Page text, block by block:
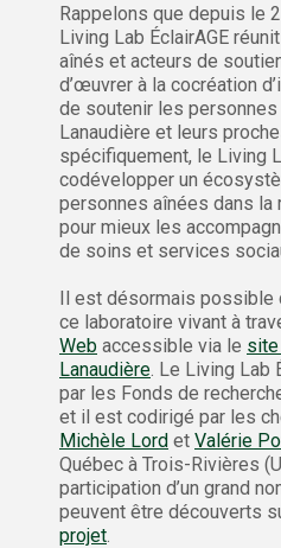
Rappelons que depuis le
Living Lab ÉclairAGE
aînés et acteurs de
d’œuvrer à la cocréation
de soutenir les
Lanaudière et leurs
spécifiquement, le Living
codévelopper un
personnes aînées dans la
pour mieux les
de soins et services
Il est désormais possible
ce laboratoire vivant à
Web accessible via le
Lanaudière . Le Living Lab
par les Fonds de
et il est codirigé par les
Michèle Lord et Valérie
Québec à Trois-Rivières
participation d’un grand
peuvent être découverts
projet